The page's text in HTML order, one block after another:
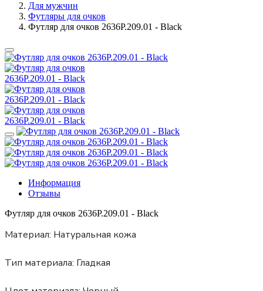
Для мужчин
Футляры для очков
Футляр для очков 2636P.209.01 - Black
Информация
Отзывы
Футляр для очков 2636P.209.01 - Black
Материал: Натуральная кожа
Тип материала: Гладкая